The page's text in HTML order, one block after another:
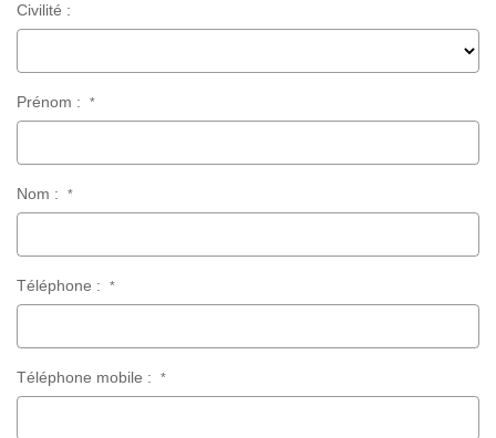
Civilité :
Prénom : *
Nom : *
Téléphone : *
Téléphone mobile : *